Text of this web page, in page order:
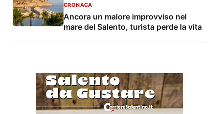
CRONACA
Ancora un malore improvviso nel
mare del Salento, turista perde la vita